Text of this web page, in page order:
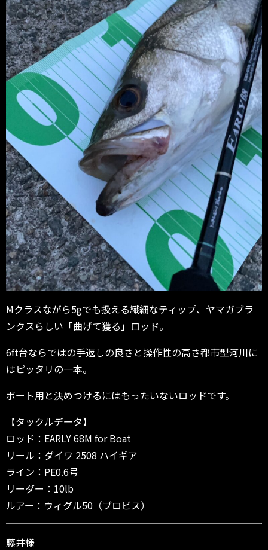
Mクラスながら5gでも扱える繊細なティップ、ヤマガブラ
ンクスらしい「曲げて獲る」ロッド。
6ft台ならではの手返しの良さと操作性の高さ都市型河川に
はピッタリの一本。
ボート用と決めつけるにはもったいないロッドです。
【タックルデータ】
ロッド：EARLY 68M for Boat
リール：ダイワ 2508 ハイギア
ライン：PE0.6号
リーダー：10lb
ルアー：ウィグル50（ブロビス）
藤井様